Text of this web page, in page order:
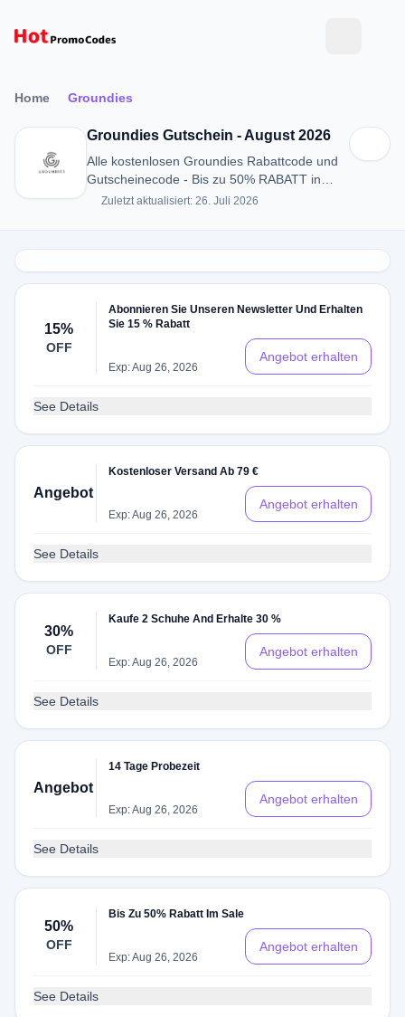
Home Groundies
Groundies Gutschein - August 2026
Alle kostenlosen Groundies Rabattcode und
Gutscheinecode - Bis zu 50% RABATT in
August 2026
Zuletzt aktualisiert: 26. Juli 2026
15%
OFF
Abonnieren Sie Unseren Newsletter Und Erhalten
Sie 15 % Rabatt
Exp: Aug 26, 2026
Angebot erhalten
See Details
Angebot
Kostenloser Versand Ab 79 €
Exp: Aug 26, 2026
Angebot erhalten
See Details
30%
OFF
Kaufe 2 Schuhe And Erhalte 30 %
Exp: Aug 26, 2026
Angebot erhalten
See Details
Angebot
14 Tage Probezeit
Exp: Aug 26, 2026
Angebot erhalten
See Details
50%
OFF
Bis Zu 50% Rabatt Im Sale
Exp: Aug 26, 2026
Angebot erhalten
See Details